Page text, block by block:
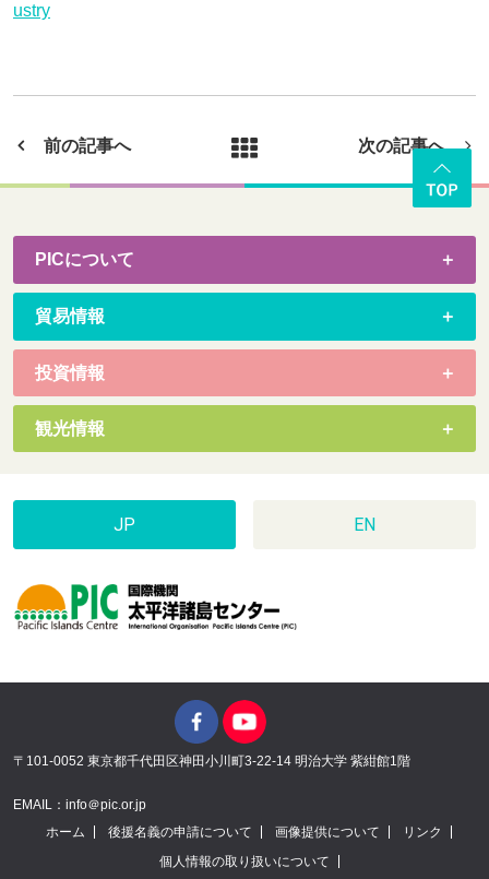
ustry
前の記事へ 次の記事へ
PICについて
貿易情報
投資情報
観光情報
JP EN
〒101-0052 東京都千代田区神田小川町3-22-14 明治大学 紫紺館1階
EMAIL：info＠pic.or.jp
ホーム
後援名義の申請について 画像提供について
リンク
個人情報の取り扱いについて